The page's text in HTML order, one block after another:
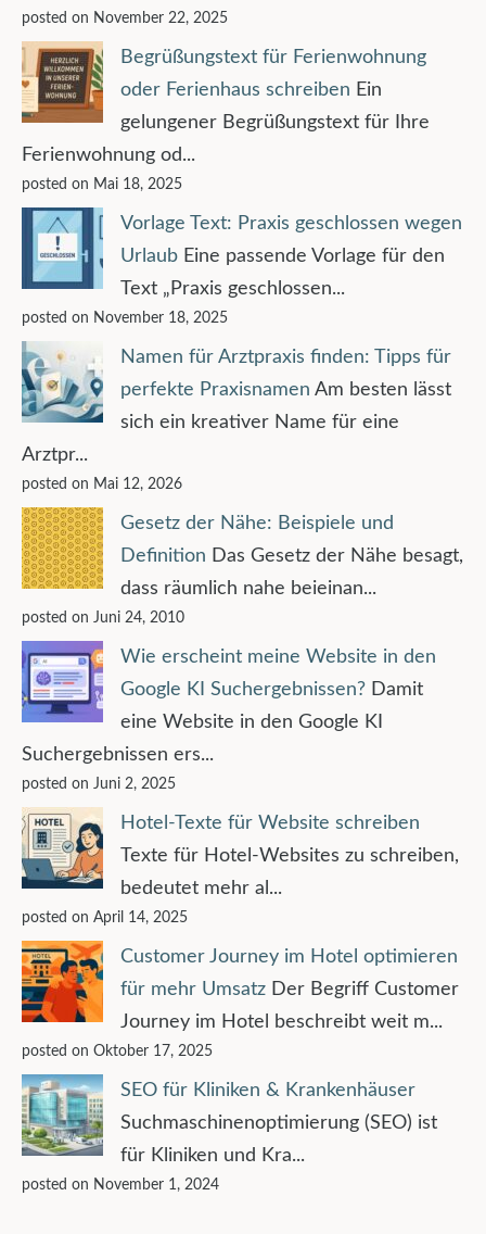
posted on November 22, 2025
Begrüßungstext für Ferienwohnung
oder Ferienhaus schreiben Ein
gelungener Begrüßungstext für Ihre
Ferienwohnung od...
posted on Mai 18, 2025
Vorlage Text: Praxis geschlossen wegen
Urlaub Eine passende Vorlage für den
Text „Praxis geschlossen...
posted on November 18, 2025
Namen für Arztpraxis finden: Tipps für
perfekte Praxisnamen Am besten lässt
sich ein kreativer Name für eine
Arztpr...
posted on Mai 12, 2026
Gesetz der Nähe: Beispiele und
Definition Das Gesetz der Nähe besagt,
dass räumlich nahe beieinan...
posted on Juni 24, 2010
Wie erscheint meine Website in den
Google KI Suchergebnissen? Damit
eine Website in den Google KI
Suchergebnissen ers...
posted on Juni 2, 2025
Hotel-Texte für Website schreiben
Texte für Hotel-Websites zu schreiben,
bedeutet mehr al...
posted on April 14, 2025
Customer Journey im Hotel optimieren
für mehr Umsatz Der Begriff Customer
Journey im Hotel beschreibt weit m...
posted on Oktober 17, 2025
SEO für Kliniken & Krankenhäuser
Suchmaschinenoptimierung (SEO) ist
für Kliniken und Kra...
posted on November 1, 2024